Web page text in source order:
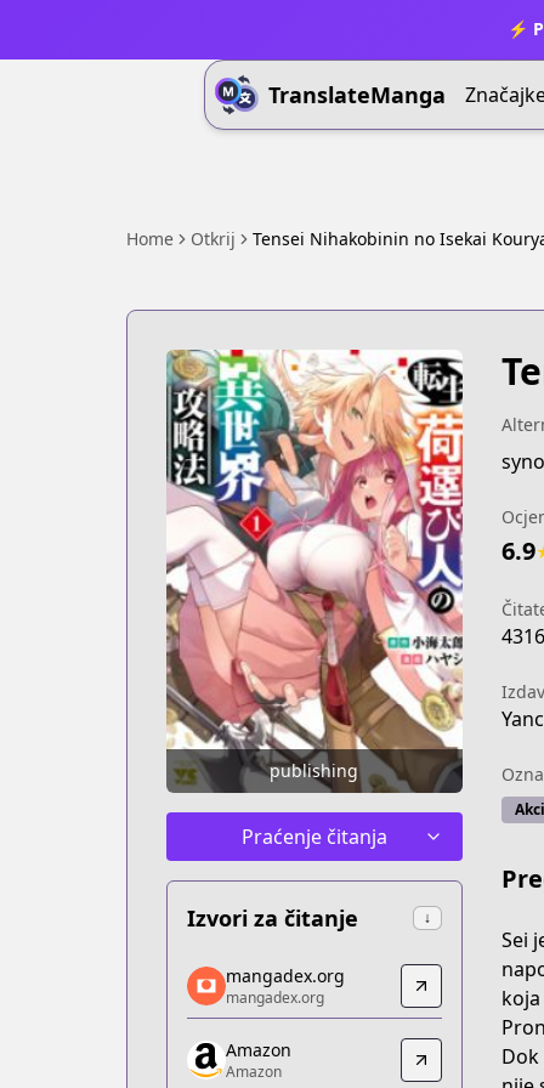
⚡
TranslateManga
Home Otkrij Tensei Nihakobinin no Isekai
publishing
Praćenje čitanja
Izvori za čitanje ↓
mangadex.org
mangadex.org
https://mangadex.org/title/c2c8e42b-
Amazon
mangadex.org
mangadex.org
Amazon
Amazon
6.9
4316
Sei